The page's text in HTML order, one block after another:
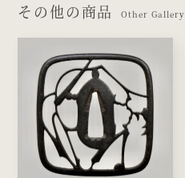
その他の商品 Other Gallery